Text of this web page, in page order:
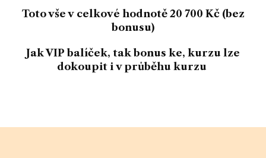
Toto vše v celkové hodnotě 20 700 Kč (bez
bonusu)
Jak VIP balíček, tak bonus ke, kurzu lze
dokoupit i v průběhu kurzu